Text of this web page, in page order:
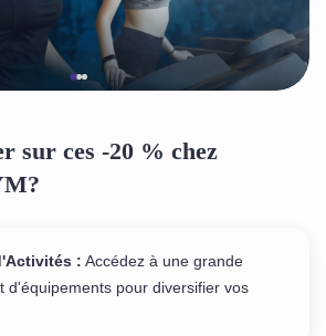
sur ces -20 % chez
: Accédez à une grande
d'équipements pour diversifier vos